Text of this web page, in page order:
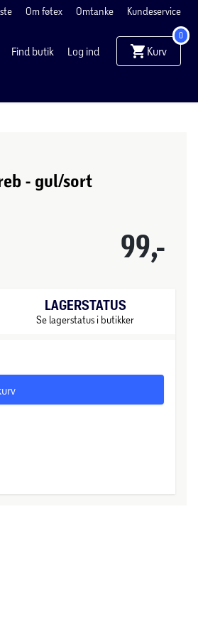
Om føtex Omtanke Kundeservice
Find butik Log ind Kurv
0
- gul/sort
99,-
LAGERSTATUS
Se lagerstatus i butikker